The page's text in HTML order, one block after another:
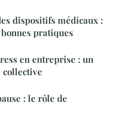
dispositifs médicaux :
pratiques
en entreprise : un
: le rôle de